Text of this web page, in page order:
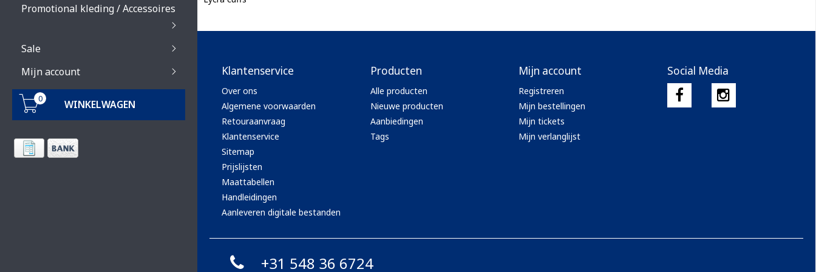
Promotional kleding / Accessoires
Sale
Mijn account
0 WINKELWAGEN
Klantenservice
Over ons
Algemene voorwaarden
Retouraanvraag
Klantenservice
Sitemap
Prijslijsten
Maattabellen
Handleidingen
Aanleveren digitale bestanden
Producten
Alle producten
Nieuwe producten
Aanbiedingen
Tags
Mijn account
Registreren
Mijn bestellingen
Mijn tickets
Mijn verlanglijst
Social Media
+31 548 36 6724